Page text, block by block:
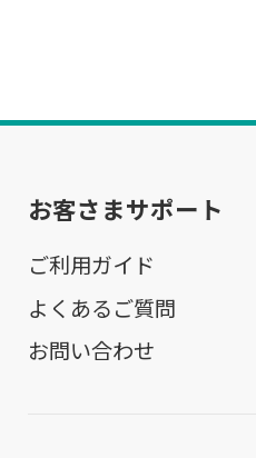
お客さまサポート
ご利用ガイド
よくあるご質問
お問い合わせ